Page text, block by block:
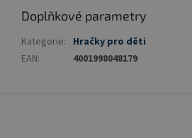
Doplňkové parametry
Kategorie: Hračky pro děti
EAN: 4001998048179